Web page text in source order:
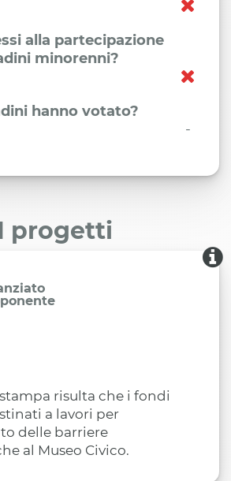
alla partecipazione
minorenni?
hanno votato?
-
progetti
risulta che i fondi
a lavori per
delle barriere
al Museo Civico.